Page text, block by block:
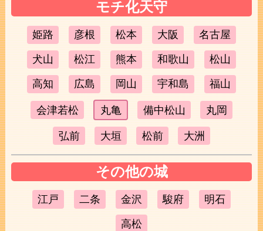
モチ化天守
姫路 彦根 松本 大阪 名古屋
犬山 松江 熊本 和歌山 松山
高知 広島 岡山 宇和島 福山
会津若松 丸亀 備中松山 丸岡
弘前 大垣 松前 大洲
その他の城
江戸 二条 金沢 駿府 明石
高松